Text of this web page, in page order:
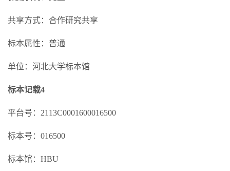
共享方式：合作研究共享
标本属性：普通
单位：河北大学标本馆
标本记载4
平台号：2113C0001600016500
标本号：016500
标本馆：HBU